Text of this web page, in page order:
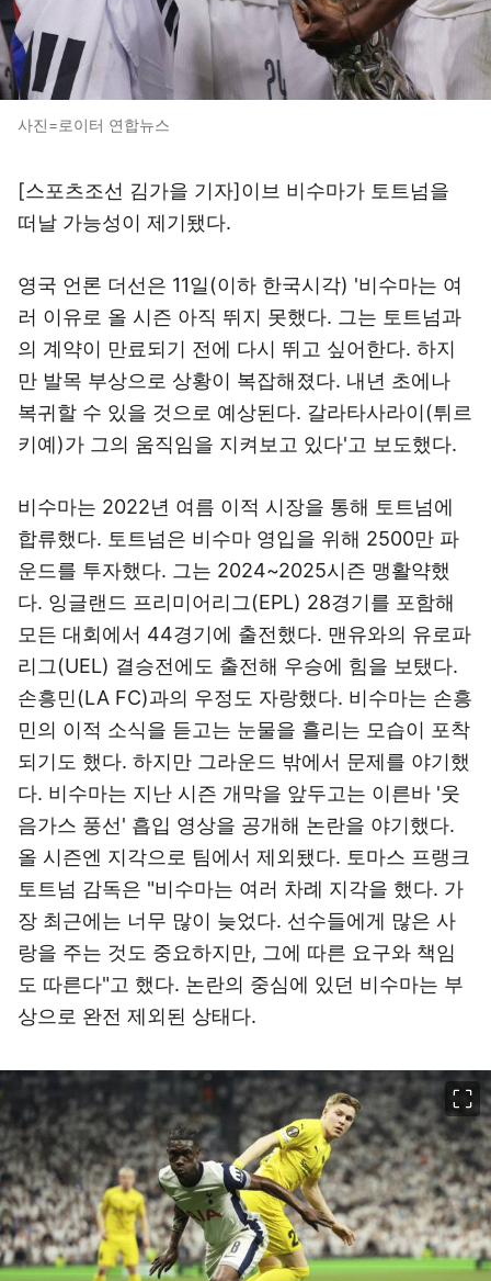
사진=로이터 연합뉴스
[스포츠조선 김가을 기자]이브 비수마가 토트넘을
떠날 가능성이 제기됐다.
영국 언론 더선은 11일(이하 한국시각) '비수마는 여
러 이유로 올 시즌 아직 뛰지 못했다. 그는 토트넘과
의 계약이 만료되기 전에 다시 뛰고 싶어한다. 하지
만 발목 부상으로 상황이 복잡해졌다. 내년 초에나
복귀할 수 있을 것으로 예상된다. 갈라타사라이(튀르
키예)가 그의 움직임을 지켜보고 있다'고 보도했다.
비수마는 2022년 여름 이적 시장을 통해 토트넘에
합류했다. 토트넘은 비수마 영입을 위해 2500만 파
운드를 투자했다. 그는 2024~2025시즌 맹활약했
다. 잉글랜드 프리미어리그(EPL) 28경기를 포함해
모든 대회에서 44경기에 출전했다. 맨유와의 유로파
리그(UEL) 결승전에도 출전해 우승에 힘을 보탰다.
손흥민(LA FC)과의 우정도 자랑했다. 비수마는 손흥
민의 이적 소식을 듣고는 눈물을 흘리는 모습이 포착
되기도 했다. 하지만 그라운드 밖에서 문제를 야기했
다. 비수마는 지난 시즌 개막을 앞두고는 이른바 '웃
음가스 풍선' 흡입 영상을 공개해 논란을 야기했다.
올 시즌엔 지각으로 팀에서 제외됐다. 토마스 프랭크
토트넘 감독은 "비수마는 여러 차례 지각을 했다. 가
장 최근에는 너무 많이 늦었다. 선수들에게 많은 사
랑을 주는 것도 중요하지만, 그에 따른 요구와 책임
도 따른다"고 했다. 논란의 중심에 있던 비수마는 부
상으로 완전 제외된 상태다.